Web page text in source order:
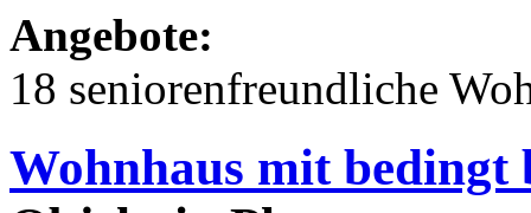
Angebote:
18 seniorenfreundliche
Wohnhaus mit bedingt